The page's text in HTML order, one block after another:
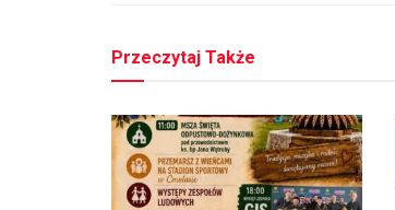
Przeczytaj Także